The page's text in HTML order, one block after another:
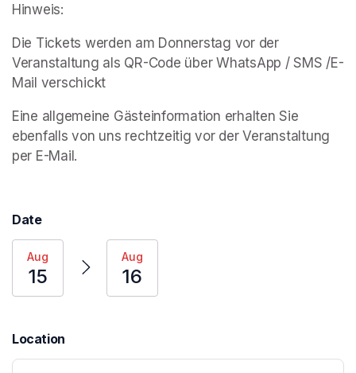
Hinweis:
Die Tickets werden am Donnerstag vor der
Veranstaltung als QR-Code über WhatsApp / SMS /E-
Mail verschickt
Eine allgemeine Gästeinformation erhalten Sie
ebenfalls von uns rechtzeitig vor der Veranstaltung
per E-Mail.
Date
Aug
15
Aug
16
Location